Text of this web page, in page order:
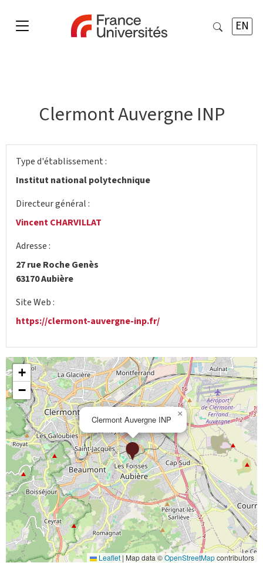
EN
Clermont Auvergne INP
Type d'établissement :
Institut national polytechnique
Directeur général :
Vincent CHARVILLAT
Adresse :
27 rue Roche Genès
63170 Aubière
Site Web :
https://clermont-auvergne-inp.fr/
Clermont Auvergne INP
×
+
−
Leaflet | Map data ©OpenStreetMapcontributors